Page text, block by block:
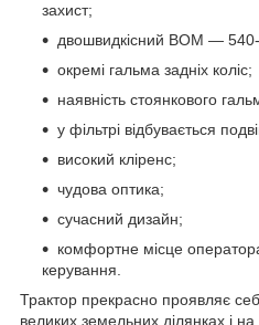
захист;
двошвидкісний ВОМ —
окремі гальма задніх коліс;
наявність стоянкового
у фільтрі відбувається
високий кліренс;
чудова оптика;
сучасний дизайн;
комфортне місце
керування.
Трактор прекрасно проявляє
великих земельних ділянках і